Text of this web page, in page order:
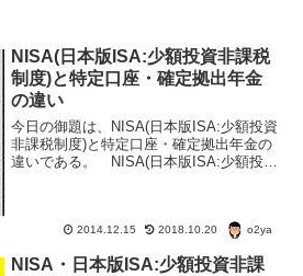
NISA(日本版ISA:少額投資非課税
制度)と特定口座・確定拠出年金
の違い
今日の御題は、NISA(日本版ISA:少額投資
非課税制度)と特定口座・確定拠出年金の
違いである。 NISA(日本版ISA:少額投資
2014.12.15 2018.10.20 o2ya
NISA・日本版ISA:少額投資非課